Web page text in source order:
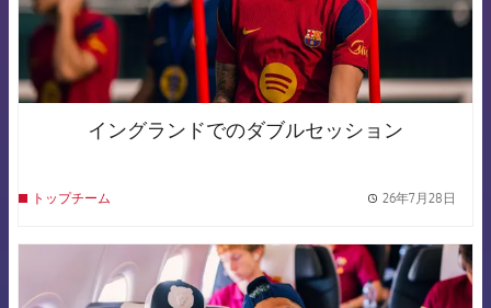
イングランドでのダブルセッション
トップチーム 26年7月28日
FCB Barcelona badge